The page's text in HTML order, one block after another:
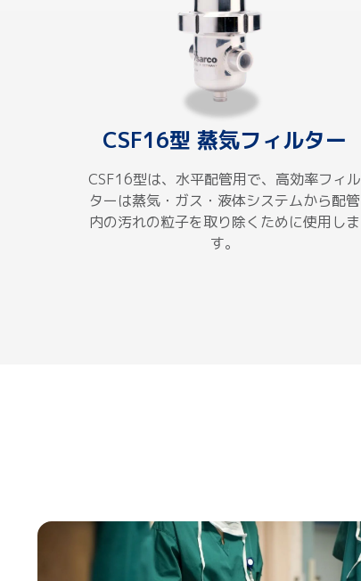
CSF16型 蒸気フィルター
CSF16型は、水平配管用で、高効率フィル
ターは蒸気・ガス・液体システムから配管
内の汚れの粒子を取り除くために使用しま
す。